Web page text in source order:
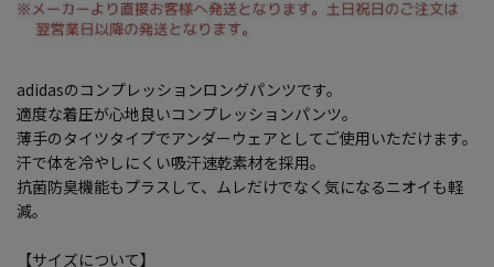
adidasのコンプレッションロングパンツです。
適度な着圧が心地良いコンプレッションパンツ。
薄手のタイツタイプでアンダーウェアとしてご使用いただけます。
汗で体を冷やしにくい吸汗速乾素材を採用。
抗菌防臭機能もプラスして、ムレだけでなく気になるニオイも軽
減。
【サイズについて】